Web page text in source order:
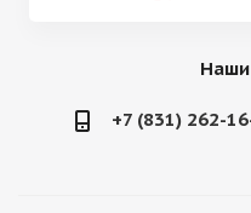
+7 (831) 262-